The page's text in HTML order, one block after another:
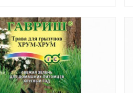
Способствует
здоровому
пищеварению,
улучшает
настроение
питомцев и придает
дополнительный
блеск шерстке